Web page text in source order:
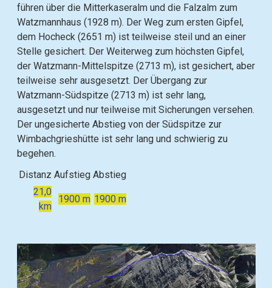
führen über die Mitterkaseralm und die Falzalm zum
Watzmannhaus (1928 m). Der Weg zum ersten Gipfel,
dem Hocheck (2651 m) ist teilweise steil und an einer
Stelle gesichert. Der Weiterweg zum höchsten Gipfel,
der Watzmann-Mittelspitze (2713 m), ist gesichert, aber
teilweise sehr ausgesetzt. Der Übergang zur
Watzmann-Südspitze (2713 m) ist sehr lang,
ausgesetzt und nur teilweise mit Sicherungen versehen.
Der ungesicherte Abstieg von der Südspitze zur
Wimbachgrieshütte ist sehr lang und schwierig zu
begehen.
Distanz Aufstieg Abstieg
21,0
km
1900 m 1900 m